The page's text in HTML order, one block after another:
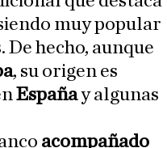
muy popular
hecho, aunque
, su origen es
Españay algunas
acompañado